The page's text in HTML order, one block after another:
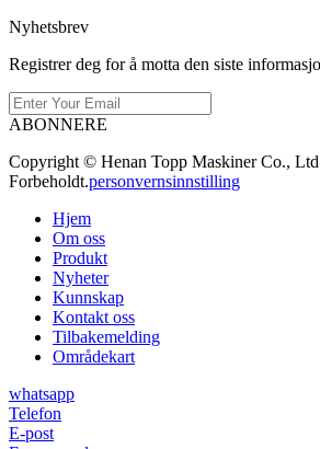
Nyhetsbrev
Registrer deg for å motta den siste
ABONNERE
Copyright © Henan Topp Maskiner Co.,
Forbeholdt.personvernsinnstilling
Hjem
Om oss
Produkt
Nyheter
Kunnskap
Kontakt oss
Tilbakemelding
Områdekart
whatsapp
Telefon
E-post